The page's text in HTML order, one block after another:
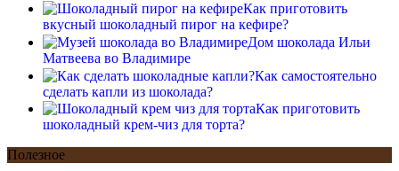
Как приготовить
вкусный шоколадный пирог на кефире?
Дом шоколада Ильи
Матвеева во Владимире
Как самостоятельно
сделать капли из шоколада?
Как приготовить
шоколадный крем-чиз для торта?
Полезное